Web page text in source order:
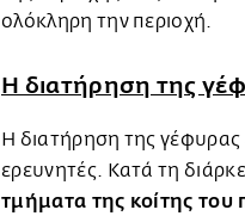
ολόκληρη την περιοχή.
Η διατήρηση της
Η διατήρηση της γέφυρας
ερευνητές. Κατά τη
τμήματα της κοίτης του